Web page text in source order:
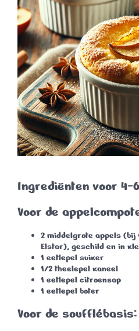
Ingrediënten voor 4-
Voor de
2 middelgrote appels (bij
Elstar), geschild en in
1 eetlepel suiker
1/2 theelepel kaneel
1 eetlepel citroensap
1 eetlepel boter
Voor de soufflébasis: